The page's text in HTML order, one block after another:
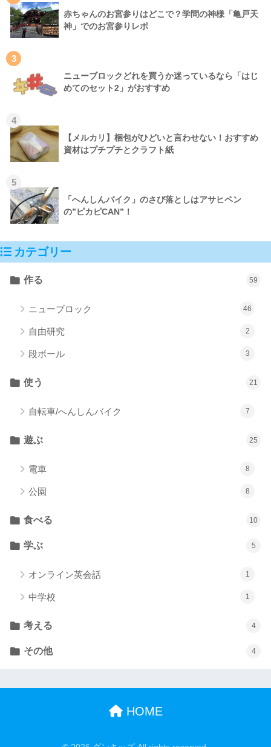
赤ちゃんのお宮参りはどこで？学問の神様「亀戸天
神」でのお宮参りレポ
3
ニューブロックどれを買うか迷っているなら「はじ
めてのセット2」がおすすめ
4
【メルカリ】梱包がひどいと言わせない！おすすめ
資材はプチプチとクラフト紙
5
「へんしんバイク」のさび落としはアサヒペン
の”ピカピCAN”！
カテゴリー
作る 59
ニューブロック 46
自由研究 2
段ボール 3
使う 21
自転車/へんしんバイク 7
遊ぶ 25
電車 8
公園 8
食べる 10
学ぶ 5
オンライン英会話 1
中学校 1
考える 4
その他 4
HOME